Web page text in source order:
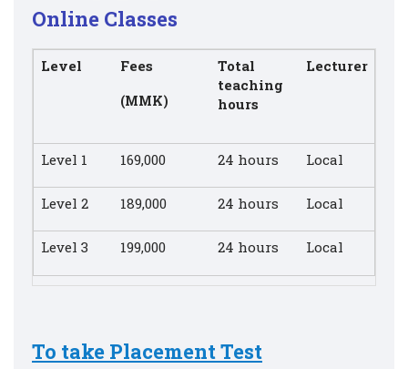
Online Classes
Level Fees
(MMK)
Total
teaching
hours
Lecturer
Level 1 169,000 24 hours Local
Level 2 189,000 24 hours Local
Level 3 199,000 24 hours Local
To take Placement Test